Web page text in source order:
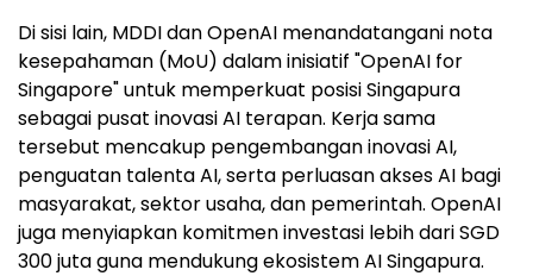
Di sisi lain, MDDI dan OpenAI menandatangani nota
kesepahaman (MoU) dalam inisiatif "OpenAI for
Singapore" untuk memperkuat posisi Singapura
sebagai pusat inovasi AI terapan. Kerja sama
tersebut mencakup pengembangan inovasi AI,
penguatan talenta AI, serta perluasan akses AI bagi
masyarakat, sektor usaha, dan pemerintah. OpenAI
juga menyiapkan komitmen investasi lebih dari SGD
300 juta guna mendukung ekosistem AI Singapura.